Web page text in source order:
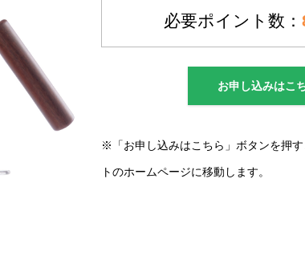
必要ポイント数：
お申し込みはこ
※「お申し込みはこちら」ボタンを押
トのホームページに移動します。